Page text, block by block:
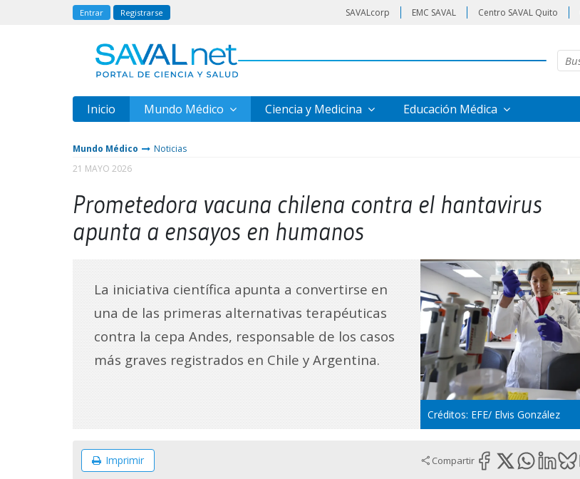
Entrar Registrarse SAVALcorp EMC SAVAL Centro SAVAL Quito
Inicio Mundo Médico Ciencia y Medicina Educación Médica
Mundo Médico
Noticias
21 MAYO 2026
Prometedora vacuna chilena contra el hantavirus
apunta a ensayos en humanos
Créditos: EFE/ Elvis González
La iniciativa científica apunta a convertirse en
una de las primeras alternativas terapéuticas
contra la cepa Andes, responsable de los casos
más graves registrados en Chile y Argentina.
Imprimir Compartir